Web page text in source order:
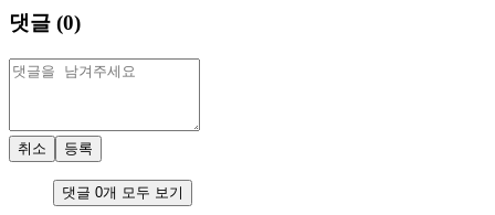
댓글 (0)
취소 등록
댓글 0개 모두 보기